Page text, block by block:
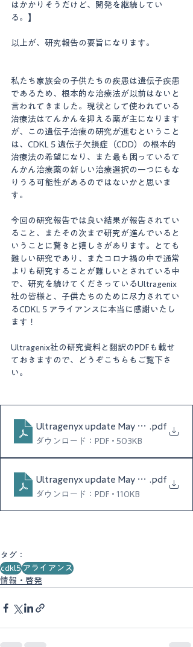
はかかりそうだけど、開発を継続してい
る。】
以上が、研究報告の要旨になります。
私たち家族会の子供たちの疾患は遺伝子疾患
であるため、根本的な治療法が以前はないと
言われてきました。現状として使われている
治療法はてんかんを抑える薬が主になります
が、この遺伝子治療の研究が進むということ
は、CDKL５遺伝子欠損症（CDD）の根本的
治療法の希望になり、また最も困っているて
んかん治療薬の新しい治療選択の一つにもな
りうる可能性があるのではないかと思いま
す。
今回の研究報告では良い結果が報告されてい
ること、またその次まで研究が進んでいると
いうことに驚きと嬉しさがあります。とても
難しい研究であり、またコロナ禍の中で通常
よりも研究することが難しいとされている中
で、研究を続けてくださっているUltragenix
社の皆様と、子供たちのために尽力されてい
るCDKL５アライアンスに本当に感謝いたし
ます！
Ultragenix社の研究資料と翻訳のPDFも載せ
ておきますので、どうぞこちらもご覧下さ
い。
Ultragenyx update May 2021.pdf
ダウンロード：PDF • 503KB
Ultragenyx update May 2021日本語
.pdf
ダウンロード：PDF • 110KB
タグ：
cdkl5アライアンス
情報・啓発